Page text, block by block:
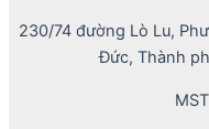
230/74 đường Lò Lu,
Đức, Thành